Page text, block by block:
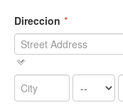
Direccion *